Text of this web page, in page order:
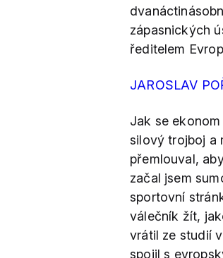
zápasnických
ředitelem
JAROSLAV
Jak se ekonom
silový trojboj a
přemlouval,
začal jsem
sportovní
válečník žít,
vrátil ze studií
spojil s